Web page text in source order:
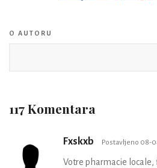
O AUTORU
117 Komentara
Fxskxb Postavljeno 08-
Votre pharmacie locale,